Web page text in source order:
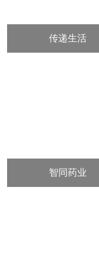
传递生活
智同药业